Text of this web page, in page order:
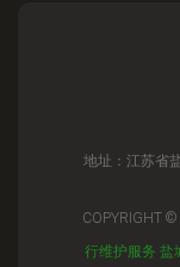
地址：江苏省
COPYRIGHT
行维护服务 盐